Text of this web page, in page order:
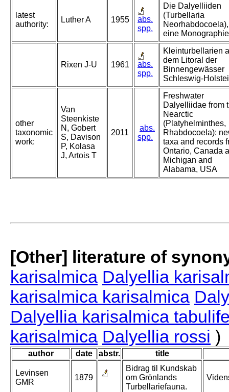
latest
authority:
Luther A 1955
abs.
spp.
Die Dalyelliiden
(Turbellaria
Neorhabdocoela),
eine
Rixen J-U 1961
abs.
spp.
Kleinturbellarien
dem Litoral der
Binnengewässer
Schleswig-
other
taxonomic
work:
Van
Steenkiste
N, Gobert
S, Davison
P, Kolasa
J, Artois T
2011
abs.
spp.
Freshwater
Dalyelliidae from
Nearctic
(Platyhelminthes,
Rhabdocoela):
taxa and records
Ontario, Canada
Michigan and
Alabama, USA
[Other] literature of
karisalmica Dalyellia
karisalmica karisalmica
Dalyellia karisalmica
karisalmica Dalyellia rossi )
author date abstr. title
Levinsen
GMR
1879
Bidrag til Kundskab
om Grönlands
Turbellariefauna.